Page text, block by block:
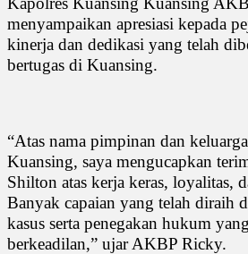
menyampaikan apresiasi kepada
kinerja dan dedikasi yang telah
bertugas di Kuansing.
“Atas nama pimpinan dan
Kuansing, saya mengucapkan
Shilton atas kerja keras, loyalitas,
Banyak capaian yang telah diraih
kasus serta penegakan hukum
berkeadilan,” ujar AKBP Ricky.